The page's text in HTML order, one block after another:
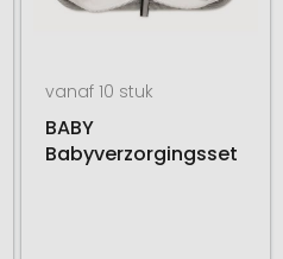
vanaf 10 stuk
BABY
Babyverzorgingsset